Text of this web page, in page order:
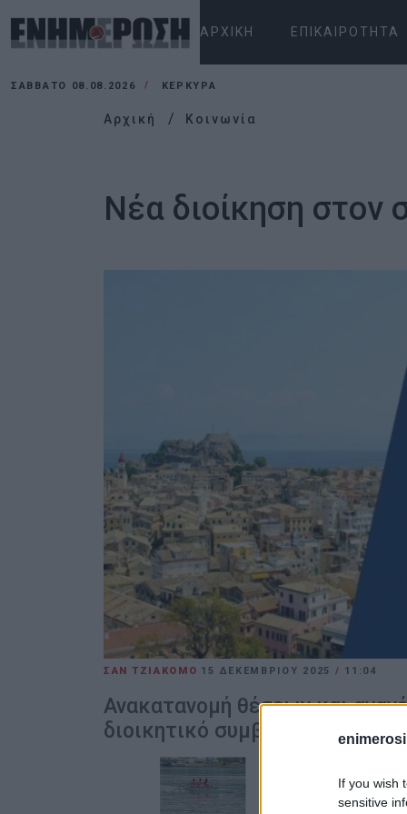
If you wish
sensitive
ΑΡΧΙΚΉ ΕΠΙΚΑΙΡΌΤΗΤΑ
ΣΆΒΒΑΤΟ 08.08.2026 ΚΕΡΚΥΡΑ
Αρχική Κοινωνία
Νέα διοίκηση στον
ΣΑΝ ΤΖΙΑΚΟΜΟ 15 ΔΕΚΕΜΒΡΊΟΥ 2025 / 11:04
Ανακατανομή θέσεων και
διοικητικό συμβούλιο.